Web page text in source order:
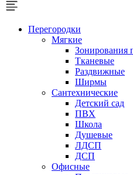
Перегородки
Мягкие
Зонирования
Тканевые
Раздвижные
Ширмы
Сантехнические
Детский сад
ПВХ
Школа
Душевые
ЛДСП
ДСП
Офисные